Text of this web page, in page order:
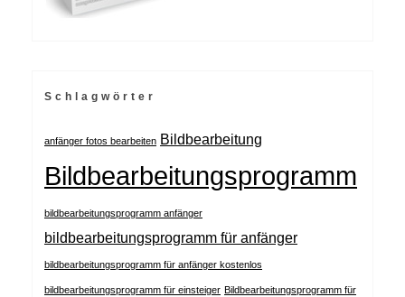
Schlagwörter
anfänger fotos bearbeiten Bildbearbeitung
Bildbearbeitungsprogramm
bildbearbeitungsprogramm anfänger
bildbearbeitungsprogramm für anfänger
bildbearbeitungsprogramm für anfänger kostenlos
bildbearbeitungsprogramm für einsteiger Bildbearbeitungsprogramm für